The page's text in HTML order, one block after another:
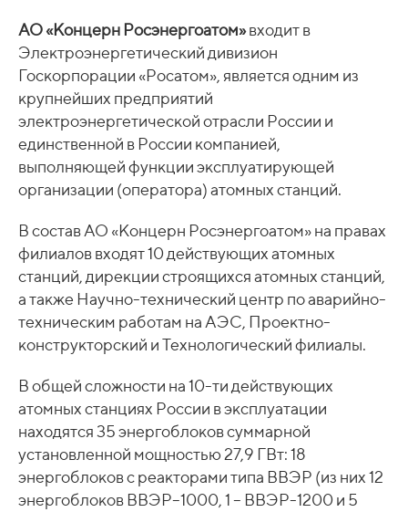
АО «Концерн Росэнергоатом»входит в
Электроэнергетический дивизион
Госкорпорации «Росатом», является одним из
крупнейших предприятий
электроэнергетической отрасли России и
единственной в России компанией,
выполняющей функции эксплуатирующей
организации (оператора) атомных станций.
В состав АО «Концерн Росэнергоатом» на правах
филиалов входят 10 действующих атомных
станций, дирекции строящихся атомных станций,
а также Научно-технический центр по аварийно-
техническим работам на АЭС, Проектно-
конструкторский и Технологический филиалы.
В общей сложности на 10-ти действующих
атомных станциях России в эксплуатации
находятся 35 энергоблоков суммарной
установленной мощностью 27,9 ГВт: 18
энергоблоков с реакторами типа ВВЭР (из них 12
энергоблоков ВВЭР–1000, 1 – ВВЭР-1200 и 5